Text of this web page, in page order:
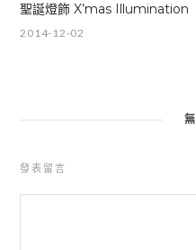
聖誕燈飾 X’mas Illumination
2014-12-02
發表留言